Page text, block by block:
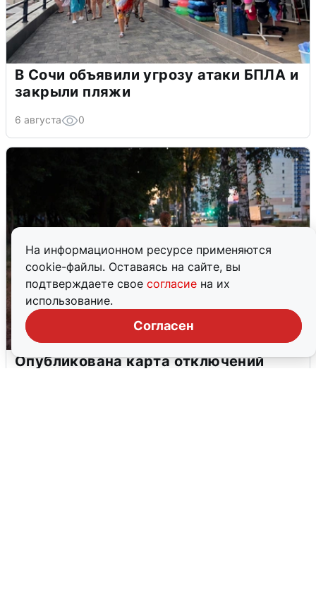
На информационном ресурсе применяются
cookie-файлы. Оставаясь на сайте, вы
подтверждаете свое согласие на их
использование.
Согласен
В Сочи объявили угрозу атаки БПЛА и
закрыли пляжи
6 августа 0
Опубликована карта отключений